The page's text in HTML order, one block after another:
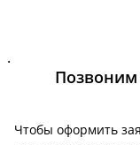
.
Чтобы оформить